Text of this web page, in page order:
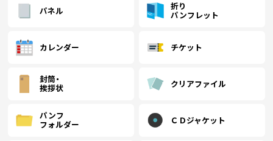
パネル
折り
パンフレット
カレンダー チケット
封筒・
挨拶状
クリアファイル
パンフ
フォルダー
ＣＤジャケット